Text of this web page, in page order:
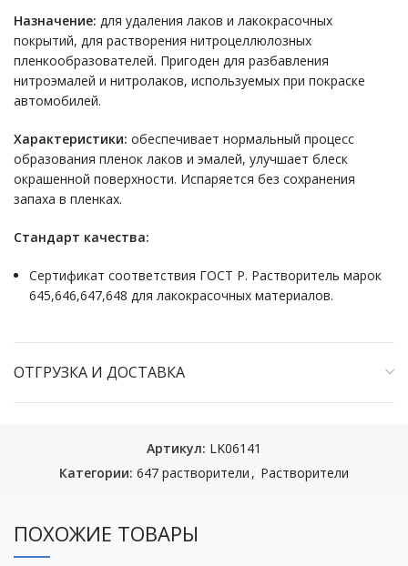
Назначение: для удаления лаков и лакокрасочных
покрытий, для растворения нитроцеллюлозных
пленкообразователей. Пригоден для разбавления
нитроэмалей и нитролаков, используемых при покраске
автомобилей.
Характеристики: обеспечивает нормальный процесс
образования пленок лаков и эмалей, улучшает блеск
окрашенной поверхности. Испаряется без сохранения
запаха в пленках.
Стандарт качества:
Сертификат соответствия ГОСТ Р. Растворитель марок
645,646,647,648 для лакокрасочных материалов.
ОТГРУЗКА И ДОСТАВКА
Артикул: LK06141
Категории: 647 растворители , Растворители
ПОХОЖИЕ ТОВАРЫ